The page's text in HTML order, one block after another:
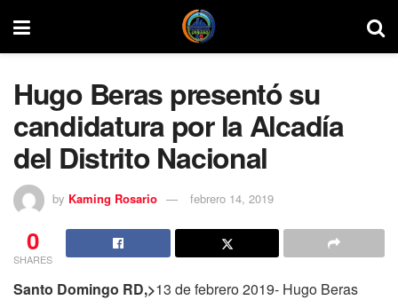
Hugo Beras presentó su
candidatura por la Alcadía
del Distrito Nacional
by Kaming Rosario febrero 14, 2019
0
SHARES
Santo Domingo RD,>13 de febrero 2019- Hugo Beras